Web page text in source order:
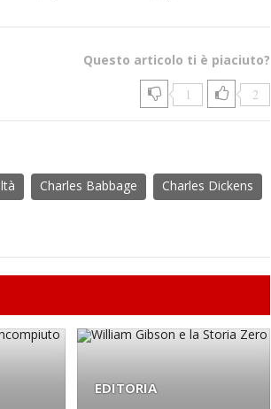
Questo articolo ti è piaciuto?
1 2
Charles Babbage
Charles Dickens
EDITORIA